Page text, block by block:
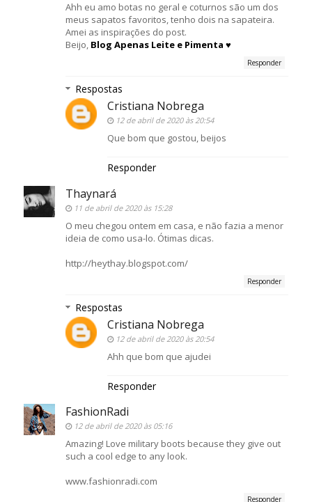
Ahh eu amo botas no geral e coturnos são um dos
meus sapatos favoritos, tenho dois na sapateira.
Amei as inspirações do post.
Beijo, Blog Apenas Leite e Pimenta ♥
Responder
Respostas
Cristiana Nobrega
12 de abril de 2020 às 20:54
Que bom que gostou, beijos
Responder
Thaynará
11 de abril de 2020 às 15:28
O meu chegou ontem em casa, e não fazia a menor
ideia de como usa-lo. Ótimas dicas.
http://heythay.blogspot.com/
Responder
Respostas
Cristiana Nobrega
12 de abril de 2020 às 20:54
Ahh que bom que ajudei
Responder
FashionRadi
12 de abril de 2020 às 05:16
Amazing! Love military boots because they give out
such a cool edge to any look.
www.fashionradi.com
Responder